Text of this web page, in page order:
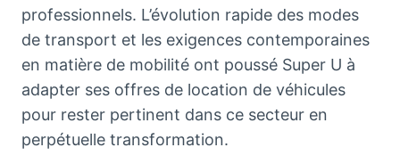
professionnels. L’évolution rapide des modes
de transport et les exigences contemporaines
en matière de mobilité ont poussé Super U à
adapter ses offres de location de véhicules
pour rester pertinent dans ce secteur en
perpétuelle transformation.